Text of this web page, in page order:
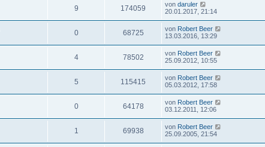
9 174059 von daruler
20.01.2017, 21:14
0 68725 von Robert Beer
13.03.2016, 13:29
4 78502 von Robert Beer
25.09.2012, 10:55
5 115415 von Robert Beer
05.03.2012, 17:58
0 64178 von Robert Beer
03.12.2011, 12:06
1 69938 von Robert Beer
25.09.2005, 21:54